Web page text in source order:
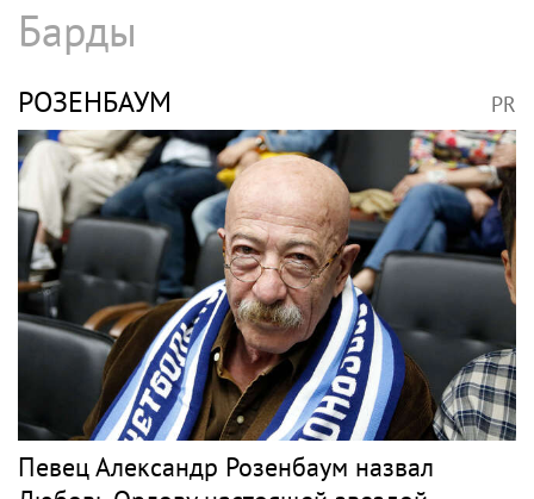
Барды
РОЗЕНБАУМ PR
Певец Александр Розенбаум назвал